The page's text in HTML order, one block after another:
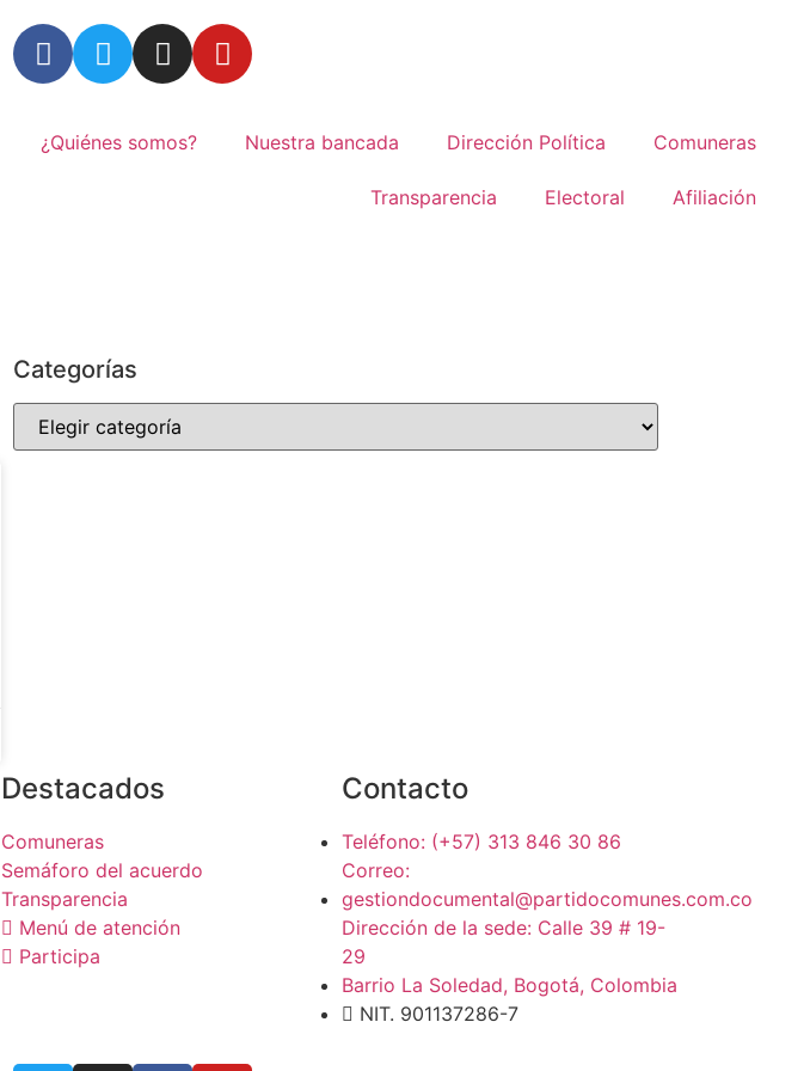
¿Quiénes somos? Nuestra bancada Dirección Política Comuneras
Transparencia Electoral Afiliación
Categorías
Destacados
Comuneras
Semáforo del acuerdo
Transparencia
Menú de atención
Participa
Contacto
Teléfono: (+57) 313 846 30 86
Correo:
gestiondocumental@partidocomunes.com.co
Dirección de la sede: Calle 39 # 19-
29
Barrio La Soledad, Bogotá, Colombia
NIT. 901137286-7